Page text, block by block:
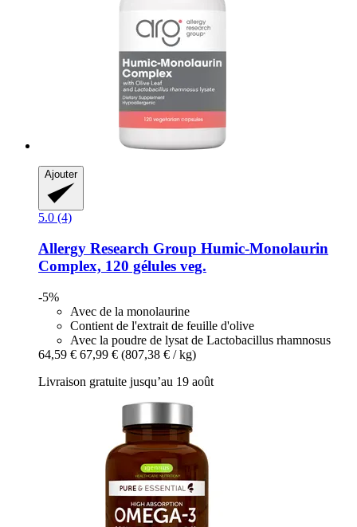
Ajouter
5.0 (4)
Allergy Research Group Humic-​Monolaurin
Complex, 120 gélules veg.
-5%
Avec de la monolaurine
Contient de l'extrait de feuille d'olive
Avec la poudre de lysat de Lactobacillus rhamnosus
64,59 € 67,99 € (807,38 € / kg)
Livraison gratuite jusqu’au 19 août